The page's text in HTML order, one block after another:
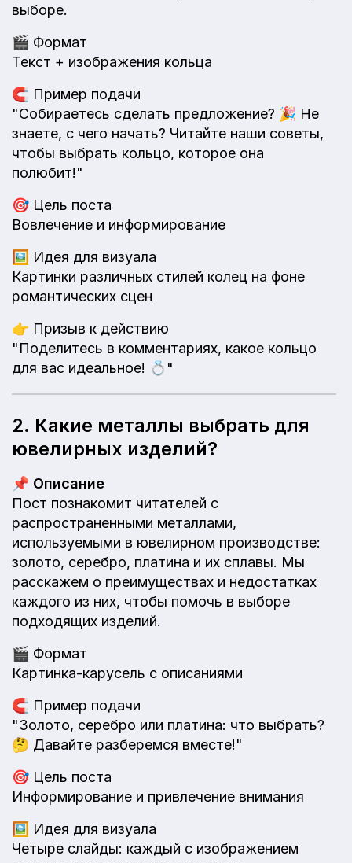
выборе.
🎬 Формат
Текст + изображения кольца
🧲 Пример подачи
"Собираетесь сделать предложение? 🎉 Не
знаете, с чего начать? Читайте наши советы,
чтобы выбрать кольцо, которое она
полюбит!"
🎯 Цель поста
Вовлечение и информирование
🖼️ Идея для визуала
Картинки различных стилей колец на фоне
романтических сцен
👉 Призыв к действию
"Поделитесь в комментариях, какое кольцо
для вас идеальное! 💍"
2. Какие металлы выбрать для
ювелирных изделий?
📌 Описание
Пост познакомит читателей с
распространенными металлами,
используемыми в ювелирном производстве:
золото, серебро, платина и их сплавы. Мы
расскажем о преимуществах и недостатках
каждого из них, чтобы помочь в выборе
подходящих изделий.
🎬 Формат
Картинка-карусель с описаниями
🧲 Пример подачи
"Золото, серебро или платина: что выбрать?
🤔 Давайте разберемся вместе!"
🎯 Цель поста
Информирование и привлечение внимания
🖼️ Идея для визуала
Четыре слайды: каждый с изображением